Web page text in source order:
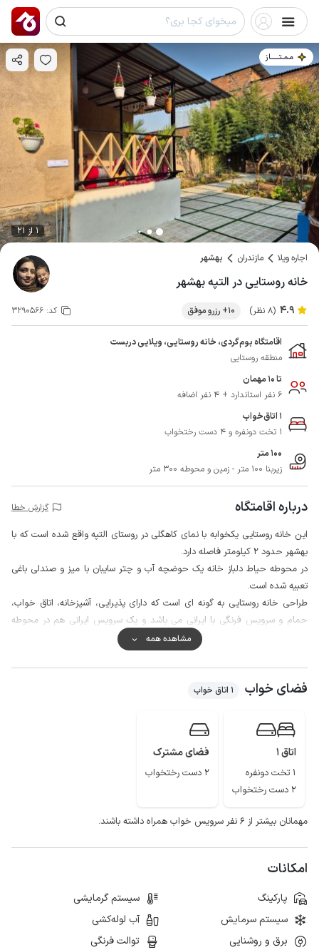
مـمـتــــــاز
1 از 21
اجاره ویلا مازندران بهشهر
خانه روستایی در التپه بهشهر
4.9 (8 نظر) 10+ رزرو موفق کد: 3290566
اقامتگاه بوم‌گردی، خانه روستایی، ویلایی دربست
منطقه روستایی
تا 10 مهمان
6 نفر استاندارد + 4 نفر اضافه
1 اتاق‌خواب
1 تخت دونفره و 4 دست رختخواب
100 متر
زیربنا 100 متر - زمین و محوطه 300 متر
درباره اقامتگاه گزارش خطا
این خانه روستایی یکخوابه با نمای کاهگلی در روستای التپه واقع شده است که با
بهشهر حدود 2 کیلومتر فاصله دارد.
در محوطه حیاط دلباز خانه یک حوضچه آب و چتر سایبان با میز و صندلی باغی
تعبیه شده است.
طراحی خانه روستایی به گونه ای است که دارای پذیرایی، آشپزخانه، اتاق خواب،
حمام و سرویس فرنگی با ایرانی می باشد و یک سرویس ایرانی هم در محوطه
محوطه حیاط خانه از چهار طرف با دیوار محصور شده است.
مهمانان گرامی برای تهیه مایحتاج روزانه خود می توانند از سوپرمارکت و نانوایی در
فاصله حدود 100 متری از خانه استفاده نمایند.
خوب و دسترسی به اینترنت به صورت 4g است.
مشاهده همه
فضای خواب 1 اتاق خواب
اتاق 1
1 تخت دونفره
2 دست رختخواب
فضای مشترک
2 دست رختخواب
مهمانان بیشتر از ۶ نفر سرویس خواب همراه داشته باشند.
امکانات
پارکینگ
سیستم گرمایشی
سیستم سرمایش
آب لوله‌کشی
برق و روشنایی
توالت فرنگی